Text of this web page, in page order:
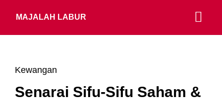
MAJALAH LABUR
Kewangan
Senarai Sifu-Sifu Saham &